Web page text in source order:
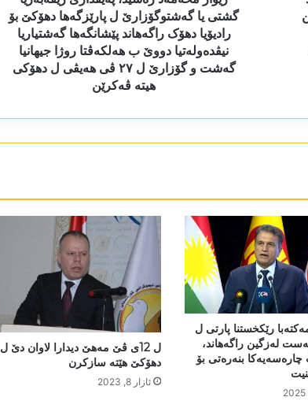
گشتی یا گەشتوگۆزارێ ل پارێزگەها دهۆکێ بۆ
رادیۆیا دھۆک راگەھاند پێشانگەھا گەشتیاریا
نیڤدەولەتیا دووێ ب ھەلکەڤتا روژا جیھانیا
گەشت و گۆزارێ ل ٢٧ ڤی ھەیڤی ل دھۆکی
ھیتە ڤەکرێن
رێکخستنا پارتی ل
لەزگین راگەھاند،
چارەسەیەکا بنەرەتی بۆ
ل 12ی ڤێ مەھێ دیدارا لاوان دێ ل
دھۆکێ ھێتە سازکرن
ئازار 8, 2023